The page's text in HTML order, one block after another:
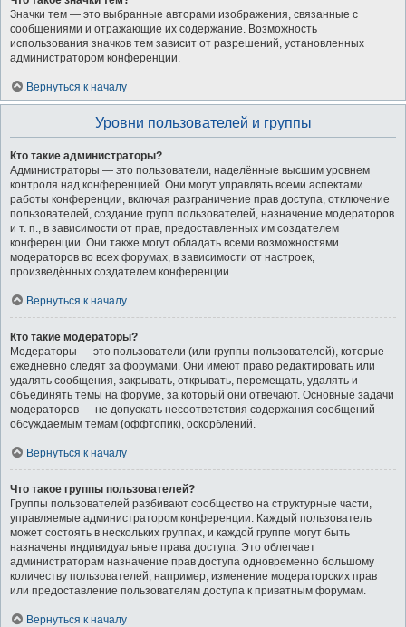
Значки тем — это выбранные авторами изображения, связанные с
сообщениями и отражающие их содержание. Возможность
использования значков тем зависит от разрешений, установленных
администратором конференции.
Вернуться к началу
Уровни пользователей и группы
Кто такие администраторы?
Администраторы — это пользователи, наделённые высшим уровнем
контроля над конференцией. Они могут управлять всеми аспектами
работы конференции, включая разграничение прав доступа, отключение
пользователей, создание групп пользователей, назначение модераторов
и т. п., в зависимости от прав, предоставленных им создателем
конференции. Они также могут обладать всеми возможностями
модераторов во всех форумах, в зависимости от настроек,
произведённых создателем конференции.
Вернуться к началу
Кто такие модераторы?
Модераторы — это пользователи (или группы пользователей), которые
ежедневно следят за форумами. Они имеют право редактировать или
удалять сообщения, закрывать, открывать, перемещать, удалять и
объединять темы на форуме, за который они отвечают. Основные задачи
модераторов — не допускать несоответствия содержания сообщений
обсуждаемым темам (оффтопик), оскорблений.
Вернуться к началу
Что такое группы пользователей?
Группы пользователей разбивают сообщество на структурные части,
управляемые администратором конференции. Каждый пользователь
может состоять в нескольких группах, и каждой группе могут быть
назначены индивидуальные права доступа. Это облегчает
администраторам назначение прав доступа одновременно большому
количеству пользователей, например, изменение модераторских прав
или предоставление пользователям доступа к приватным форумам.
Вернуться к началу